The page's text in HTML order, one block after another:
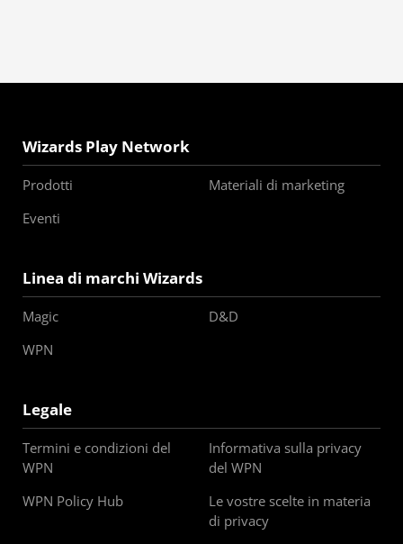
Wizards Play Network
Prodotti
Materiali di marketing
Eventi
Linea di marchi Wizards
Magic
D&D
WPN
Legale
Termini e condizioni del
WPN
Informativa sulla privacy
del WPN
WPN Policy Hub
Le vostre scelte in materia
di privacy